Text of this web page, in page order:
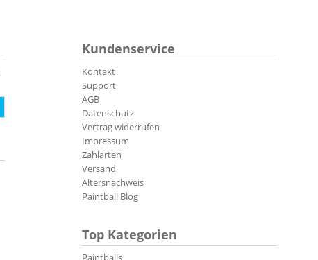
Kundenservice
Kontakt
Support
AGB
Datenschutz
Vertrag widerrufen
Impressum
Zahlarten
Versand
Altersnachweis
Paintball Blog
Top Kategorien
Paintballs